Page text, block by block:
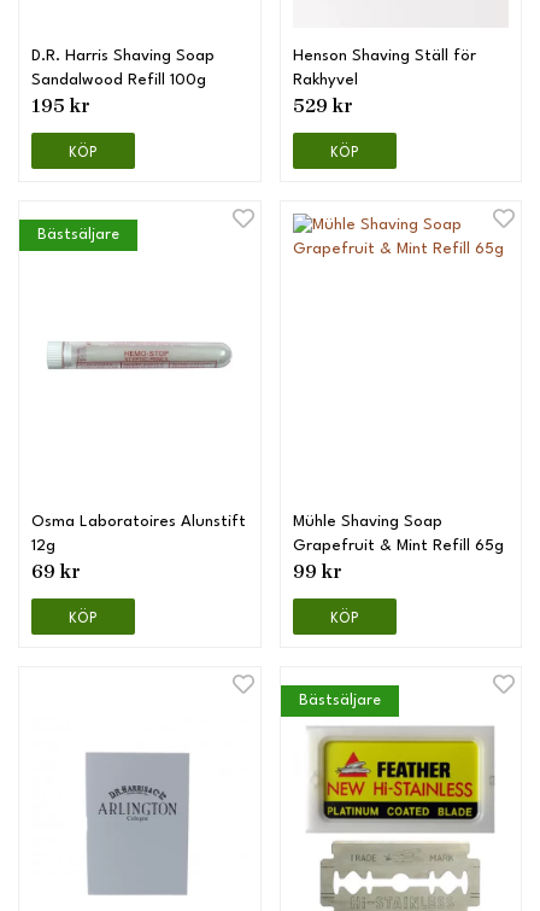
D.R. Harris Shaving Soap
Sandalwood Refill 100g
195 kr
KÖP
Henson Shaving Ställ för
Rakhyvel
529 kr
KÖP
Bästsäljare
Osma Laboratoires Alunstift
12g
69 kr
KÖP
Mühle Shaving Soap
Grapefruit & Mint Refill 65g
99 kr
KÖP
Bästsäljare